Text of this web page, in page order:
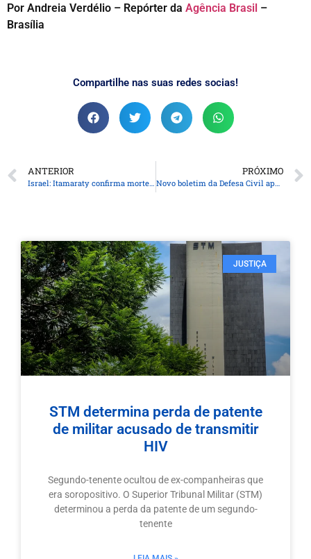
Por Andreia Verdélio – Repórter da Agência Brasil –
Brasília
Compartilhe nas suas redes socias!
ANTERIOR
Israel: Itamaraty confirma morte de brasileiro que estava desaparecido
PRÓXIMO
Novo boletim da Defesa Civil aponta 28 mil pessoas atingidas pelas chuvas no Paraná
JUSTIÇA
STM determina perda de patente
de militar acusado de transmitir
HIV
Segundo-tenente ocultou de ex-companheiras que
era soropositivo. O Superior Tribunal Militar (STM)
determinou a perda da patente de um segundo-
tenente